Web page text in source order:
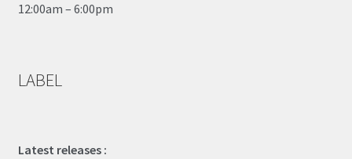
12:00am – 6:00pm
LABEL
Latest releases :